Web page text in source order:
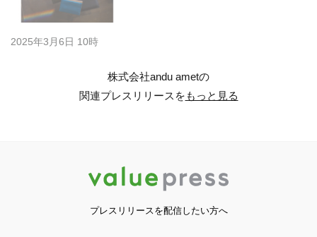
2025年3月6日 10時
株式会社andu ametの
関連プレスリリースをもっと見る
プレスリリースを配信したい方へ